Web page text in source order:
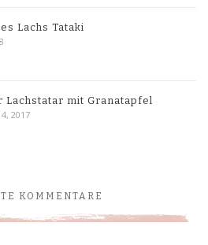
Lachs Tataki
Lachstatar mit Granatapfel
2017
KOMMENTARE